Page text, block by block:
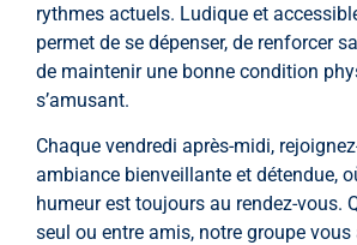
rythmes actuels. Ludique et
permet de se dépenser, de renforcer
de maintenir une bonne condition
s’amusant.
Chaque vendredi après-midi,
ambiance bienveillante et détendue,
humeur est toujours au rendez-vous.
seul ou entre amis, notre groupe vous